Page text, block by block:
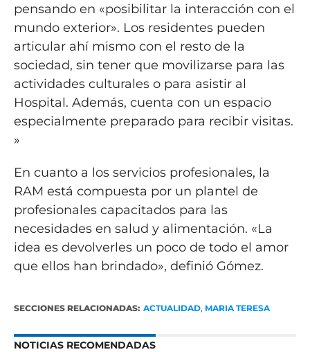
pensando en «posibilitar la interacción con el
mundo exterior». Los residentes pueden
articular ahí mismo con el resto de la
sociedad, sin tener que movilizarse para las
actividades culturales o para asistir al
Hospital. Además, cuenta con un espacio
especialmente preparado para recibir visitas.
»
En cuanto a los servicios profesionales, la
RAM está compuesta por un plantel de
profesionales capacitados para las
necesidades en salud y alimentación. «La
idea es devolverles un poco de todo el amor
que ellos han brindado», definió Gómez.
SECCIONES RELACIONADAS: ACTUALIDAD, MARIA TERESA
NOTICIAS RECOMENDADAS